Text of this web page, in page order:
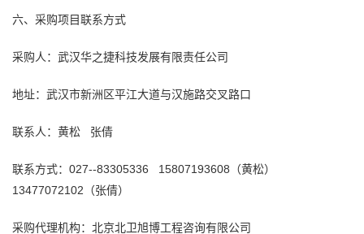
六、采购项目联系方式
采购人：武汉华之捷科技发展有限责任公司
地址：武汉市新洲区平江大道与汉施路交叉路口
联系人：黄松 张倩
联系方式：027--83305336 15807193608（黄松）
13477072102（张倩）
采购代理机构：北京北卫旭博工程咨询有限公司